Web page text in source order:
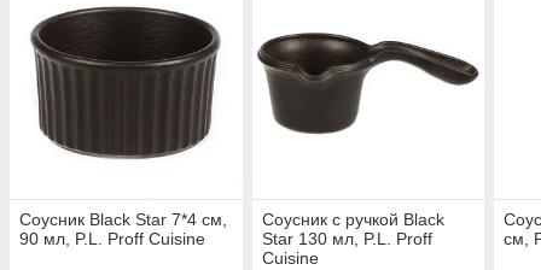
Соусник Black Star 7*4 см,
90 мл, P.L. Proff Cuisine
Соусник с ручкой Black
Star 130 мл, P.L. Proff
Cuisine
см,